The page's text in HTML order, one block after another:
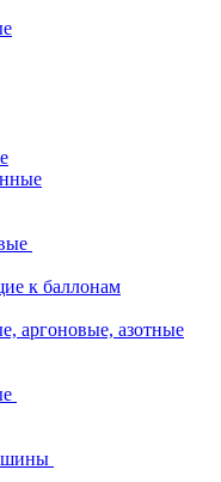
к баллонам
аргоновые, азотные